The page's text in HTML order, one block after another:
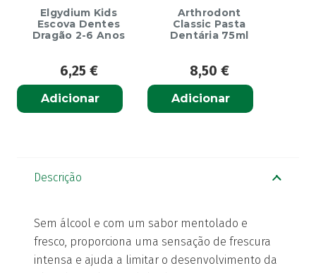
Elgydium Kids
Escova Dentes
Dragão 2-6 Anos
6,25 €
Adicionar
Arthrodont
Classic Pasta
Dentária 75ml
8,50 €
Adicionar
Descrição
Sem álcool e com um sabor mentolado e
fresco, proporciona uma sensação de frescura
intensa e ajuda a limitar o desenvolvimento da